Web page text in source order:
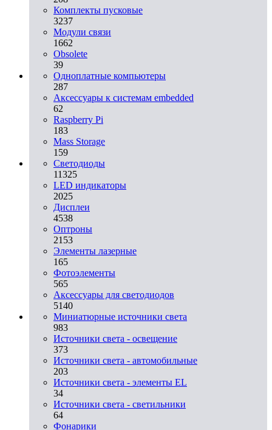
Комплекты пусковые
3237
Модули связи
1662
Obsolete
39
Одноплатные компьютеры
287
Аксессуары к системам embedded
62
Raspberry Pi
183
Mass Storage
159
Светодиоды
11325
LED индикаторы
2025
Дисплеи
4538
Оптроны
2153
Элементы лазерные
165
Фотоэлементы
565
Аксессуары для светодиодов
5140
Миниатюрные источники света
983
Источники света - освещение
373
Источники света - автомобильные
203
Источники света - элементы EL
34
Источники света - светильники
64
Фонарики